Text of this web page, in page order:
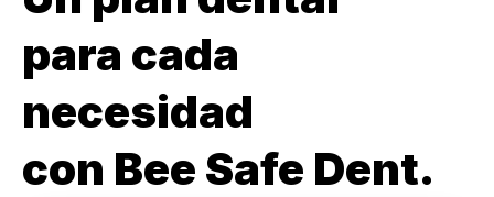
para cada
necesidad
con Bee Safe Dent.